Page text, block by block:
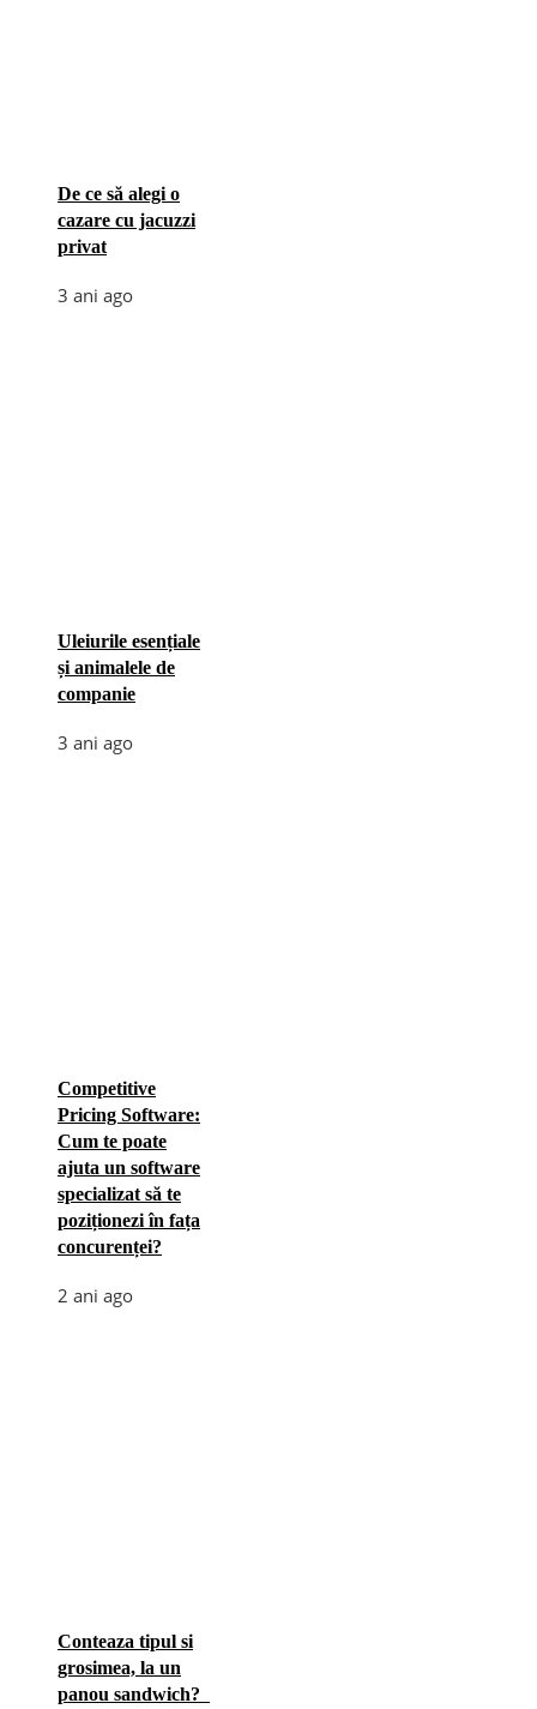
De ce să alegi o
cazare cu jacuzzi
privat
3 ani ago
Uleiurile esențiale
și animalele de
companie
3 ani ago
Competitive
Pricing Software:
Cum te poate
ajuta un software
specializat să te
poziționezi în fața
concurenței?
2 ani ago
Conteaza tipul si
grosimea, la un
panou sandwich?